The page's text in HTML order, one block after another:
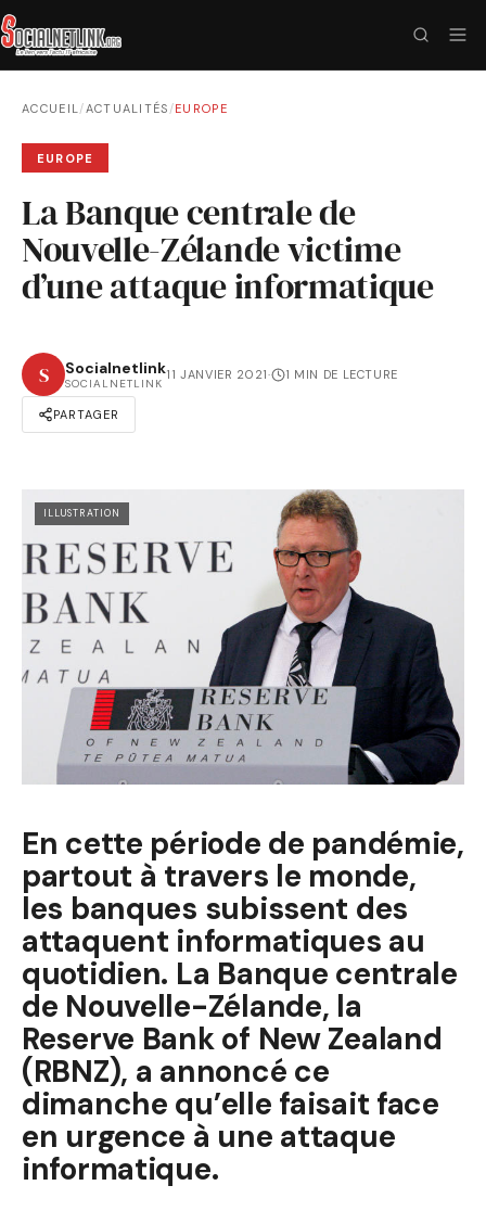
ACCUEIL/ACTUALITÉS /EUROPE
EUROPE
La Banque centrale de
Nouvelle-Zélande victime
d’une attaque informatique
S Socialnetlink
SOCIALNETLINK
11 JANVIER 2021· 1 MIN DE LECTURE
PARTAGER
ILLUSTRATION
En cette période de pandémie,
partout à travers le monde,
les banques subissent des
attaquent informatiques au
quotidien. La Banque centrale
de Nouvelle-Zélande, la
Reserve Bank of New Zealand
(RBNZ), a annoncé ce
dimanche qu’elle faisait face
en urgence à une attaque
informatique.